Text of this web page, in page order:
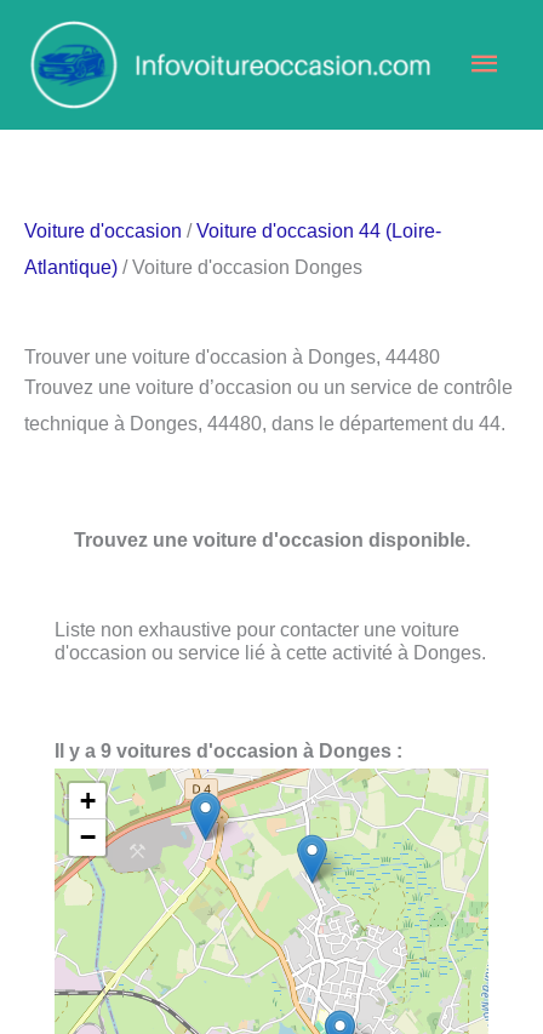
contenu
Voiture d'occasion /Voiture d'occasion 44 (Loire-
Atlantique) / Voiture d'occasion Donges
Trouver une voiture d'occasion à Donges, 44480
Trouvez une voiture d’occasion ou un service de contrôle
technique à Donges, 44480, dans le département du 44.
Trouvez une voiture d'occasion disponible.
Liste non exhaustive pour contacter une voiture
d'occasion ou service lié à cette activité à Donges.
Il y a 9 voitures d'occasion à Donges :
+
−